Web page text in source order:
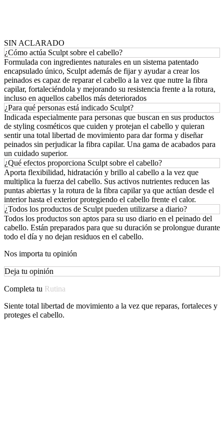
SIN ACLARADO
¿Cómo actúa Sculpt sobre el cabello?
Formulada con ingredientes naturales en un sistema patentado
encapsulado único, Sculpt además de fijar y ayudar a crear los
peinados es capaz de reparar el cabello a la vez que nutre la fibra
capilar, fortaleciéndola y mejorando su resistencia frente a la rotura,
incluso en aquellos cabellos más deteriorados
¿Para qué personas está indicado Sculpt?
Indicada especialmente para personas que buscan en sus productos
de styling cosméticos que cuiden y protejan el cabello y quieran
sentir una total libertad de movimiento para dar forma y diseñar
peinados sin perjudicar la fibra capilar. Una gama de acabados para
un cuidado superior.
¿Qué efectos proporciona Sculpt sobre el cabello?
Aporta flexibilidad, hidratación y brillo al cabello a la vez que
multiplica la fuerza del cabello. Sus activos nutrientes reducen las
puntas abiertas y la rotura de la fibra capilar ya que actúan desde el
interior hasta el exterior protegiendo el cabello frente el calor.
¿Todos los productos de Sculpt pueden utilizarse a diario?
Todos los productos son aptos para su uso diario en el peinado del
cabello. Están preparados para que su duración se prolongue durante
todo el día y no dejan residuos en el cabello.
Nos importa tu opinión
Deja tu opinión
Completa tu Rutina
Siente total libertad de movimiento a la vez que reparas, fortaleces y
proteges el cabello.